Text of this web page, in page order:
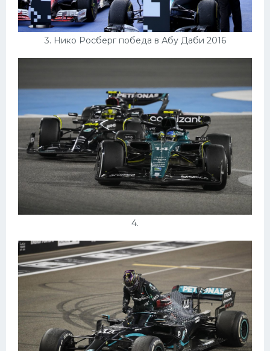
3. Нико Росберг победа в Абу Даби 2016
4.